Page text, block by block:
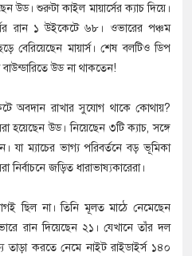
উড। শুরুটা কাইল মায়ার্সের ক্যাচ দিয়ে।
রান ১ উইকেটে ৬৮। ওভারের পঞ্চম
বেরিয়েছেন মায়ার্স। শেষ বলটিও ডিপ
উড না থাকতেন!
অবদান রাখার সুযোগ থাকে কোথায়?
হয়েছেন উড। নিয়েছেন ৩টি ক্যাচ, সঙ্গে
ম্যাচের ভাগ্য পরিবর্তনে বড় ভূমিকা
জড়িত ধারাভাষ্যকারেরা।
ছিল না। তিনি মূলত মাঠে নেমেছেন
রান দিয়েছেন ২১। যেখানে তাঁর দল
তাড়া করতে নেমে নাইট রাইডাইর্স ১৪০